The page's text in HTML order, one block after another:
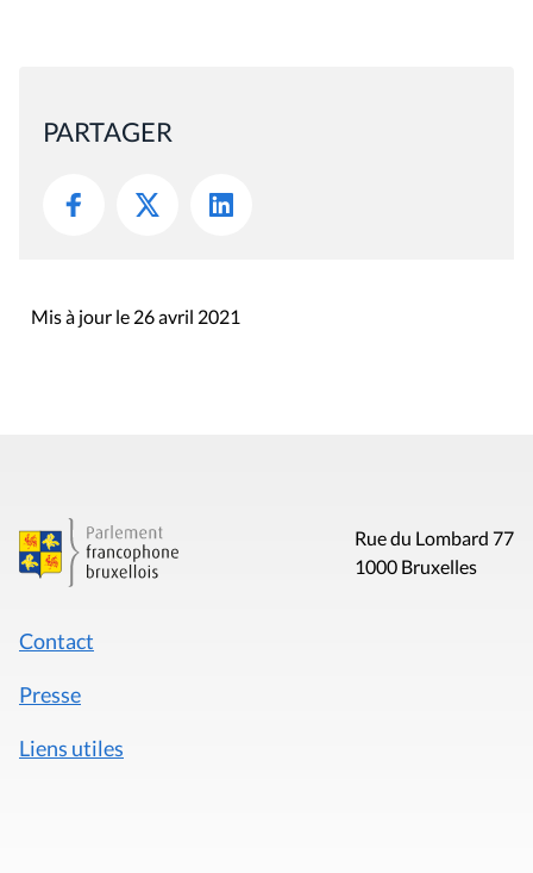
PARTAGER
Mis à jour le 26 avril 2021
Rue du Lombard 77
1000 Bruxelles
Contact
Presse
Liens utiles